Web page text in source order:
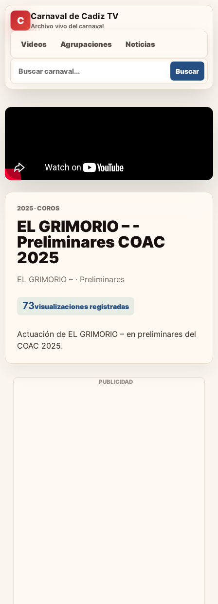
C Carnaval de Cadiz TV
Archivo vivo del carnaval
Videos Agrupaciones Noticias
Buscar
Buscar
2025 · COROS
EL GRIMORIO – -
Preliminares COAC
2025
EL GRIMORIO – · Preliminares
73visualizaciones registradas
Actuación de EL GRIMORIO – en preliminares del
COAC 2025.
PUBLICIDAD